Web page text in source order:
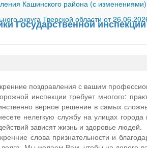
Кашинского района (с изменениями)
округа Тверской области от
Государственной
поздравления с вашим
инспекции требует многого:
верное решение в самых
нелегкую службу на улицах
зависят жизнь и здоровье людей.
слова признательности и